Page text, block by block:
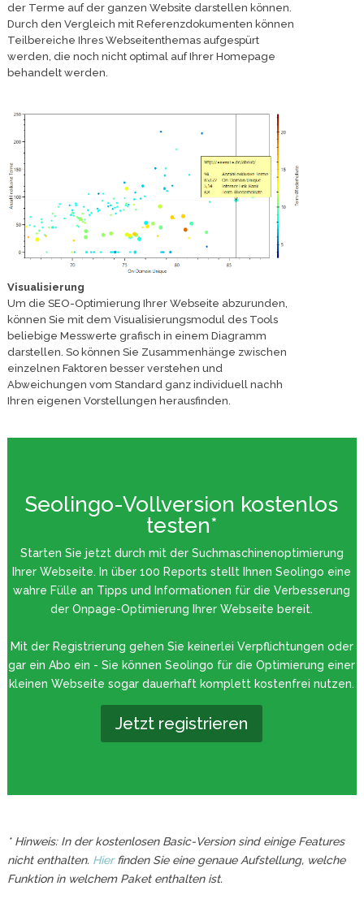
der Terme auf der ganzen Website darstellen können.
Durch den Vergleich mit Referenzdokumenten können
Teilbereiche Ihres Webseitenthemas aufgespürt
werden, die noch nicht optimal auf Ihrer Homepage
behandelt werden.
Visualisierung
Um die SEO-Optimierung Ihrer Webseite abzurunden,
können Sie mit dem Visualisierungsmodul des Tools
beliebige Messwerte grafisch in einem Diagramm
darstellen. So können Sie Zusammenhänge zwischen
einzelnen Faktoren besser verstehen und
Abweichungen vom Standard ganz individuell nachh
Ihren eigenen Vorstellungen herausfinden.
Seolingo-Vollversion kostenlos
testen*
Starten Sie jetzt durch mit der Suchmaschinenoptimierung
Ihrer Webseite. In über 100 Reports stellt Ihnen Seolingo eine
wahre Fülle an Tipps und Informationen für die Verbesserung
der Onpage-Optimierung Ihrer Webseite bereit.
Mit der Registrierung gehen Sie keinerlei Verpflichtungen oder
gar ein Abo ein - Sie können Seolingo für die Optimierung einer
kleinen Webseite sogar dauerhaft komplett kostenfrei nutzen.
Jetzt registrieren
* Hinweis: In der kostenlosen Basic-Version sind einige Features
nicht enthalten. Hierfinden Sie eine genaue Aufstellung, welche
Funktion in welchem Paket enthalten ist.